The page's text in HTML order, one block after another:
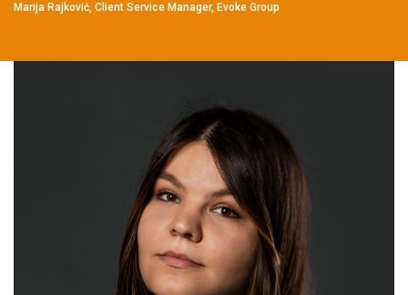
Marija Rajković, Client Service Manager, Evoke Group